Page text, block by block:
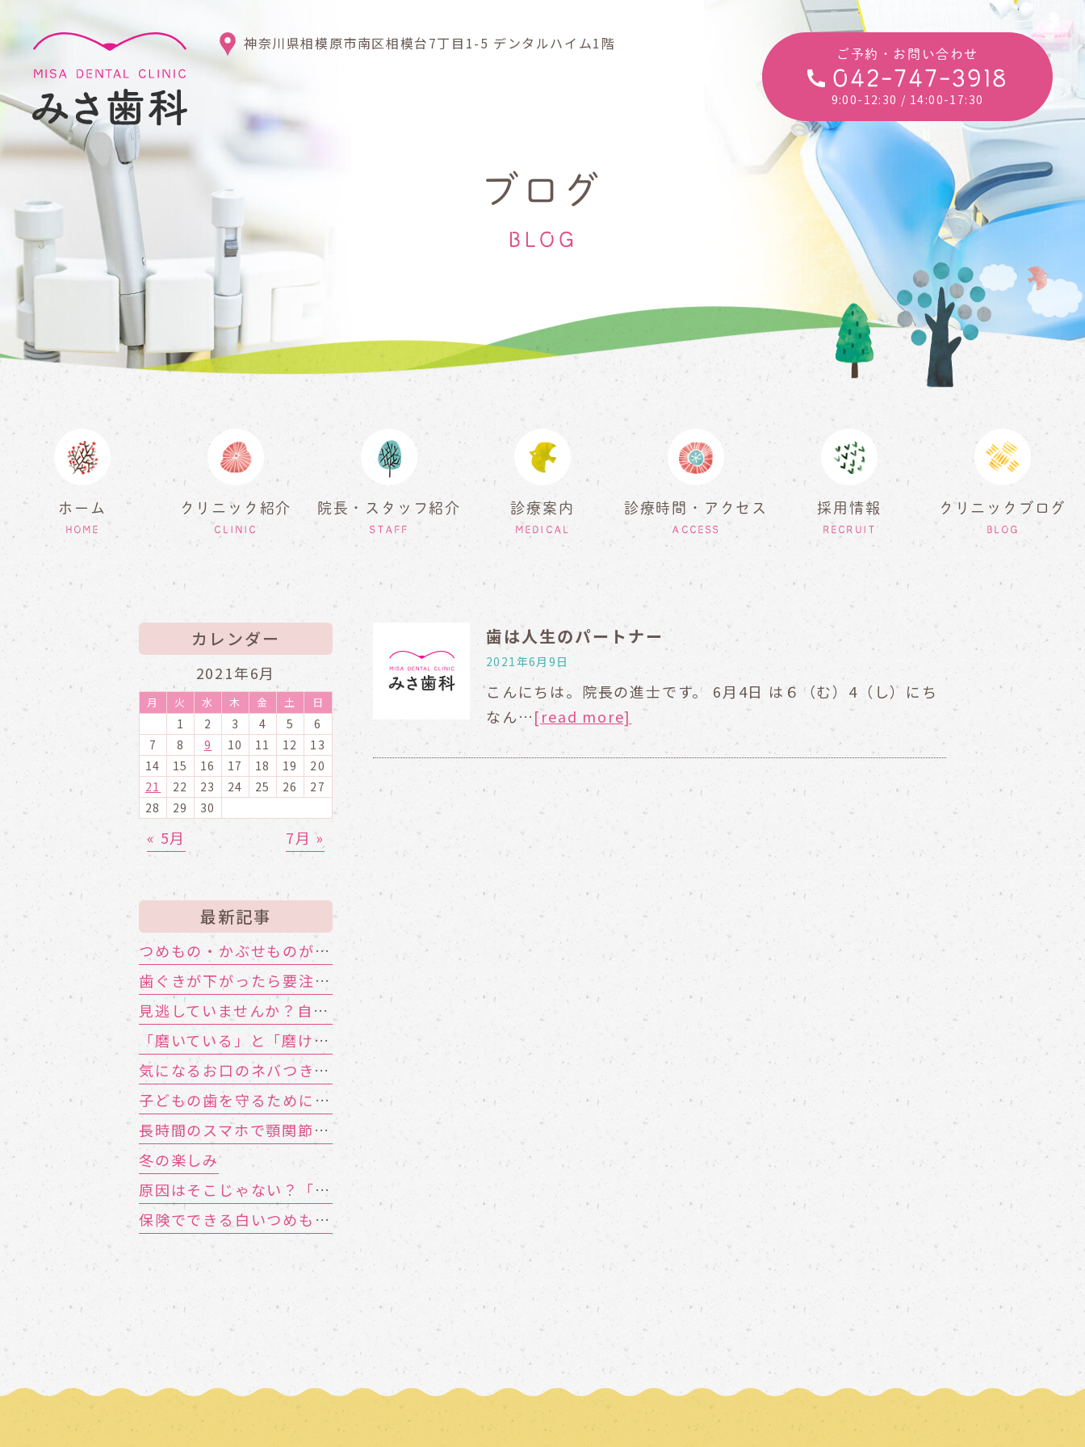
神奈川県相模原市南区相模台7丁目1-5 デンタルハイム1階
ご予約・お問い合わせ
042-747-3918
9:00-12:30 / 14:00-17:30
ブログ
BLOG
ホーム
HOME
クリニック紹介
CLINIC
院長・スタッフ紹介
STAFF
診療案内
MEDICAL
診療時間・アクセス
ACCESS
採用情報
RECRUIT
クリニックブログ
BLOG
歯は人生のパートナー
2021年6月9日
こんにちは。院長の進士です。 6月4日 は６（む）4（し）にち
なん…[read more]
カレンダー
2021年6月
月 火 水 木 金 土 日
1 2 3 4 5
6
7
8 9 10 11 12
13
14
15 16 17 18 19
20
21
22 23 24 25 26
27
28
29 30
« 5月 7月 »
最新記事
つめもの・かぶせものが外れる！ その寿命と原因は？
歯ぐきが下がったら要注意！大人に多い根元むし歯
見逃していませんか？自分や家族のお口の機能低下のサイン
「磨いている」と「磨けている」は別物!?歯ブラシが届かない汚れの対策
気になるお口のネバつき、放置しても大丈夫？
子どもの歯を守るために 知っておきたい「むし歯の4要素」
長時間のスマホで顎関節症に!? お口のトラブルを招く「TCH（歯列接触癖）」とは
冬の楽しみ
原因はそこじゃない？「歯の痛み」の意外な落とし穴
保険でできる白いつめもの「CR（コンポジットレジン）」とは？